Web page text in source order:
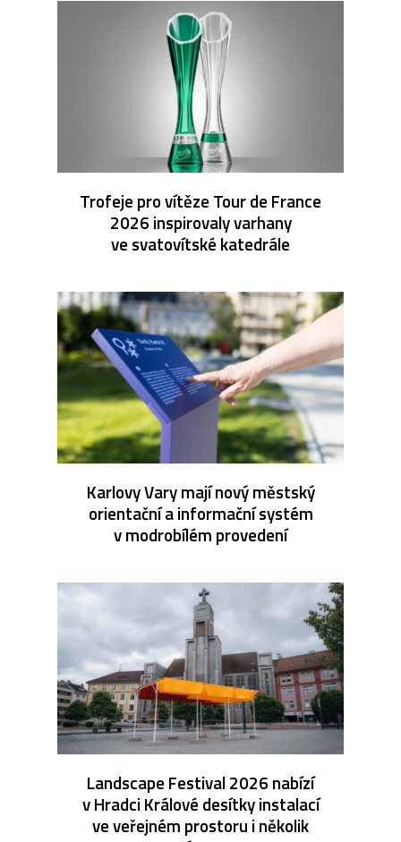
Trofeje pro vítěze Tour de France
2026 inspirovaly varhany
ve svatovítské katedrále
Karlovy Vary mají nový městský
orientační a informační systém
v modrobílém provedení
Landscape Festival 2026 nabízí
v Hradci Králové desítky instalací
ve veřejném prostoru i několik